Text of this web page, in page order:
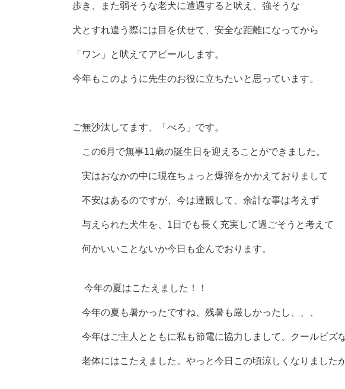
歩き、また弱そうな老犬に遭遇すると吠え、強そうな
犬とすれ違う際には目を伏せて、安全な距離になってから
「ワン」と吠えてアピールします。
今年もこのように先生のお役に立ちたいと思っています。
ご無沙汰してます、「べろ」です。
この6月で無事11歳の誕生日を迎えることができました。
実はおなかの中に現在ちょっと爆弾をかかえておりまして
不安はあるのですが、今は達観して、余計な事は考えず
与えられた犬生を、1日でも長く充実して過ごそうと考えて
何かいいことないか今日も企んでおります。
今年の夏はこたえました！！
今年の夏も暑かったですね、残暑も厳しかったし、、、
今年はご主人とともに私も節電に協力しまして、クールビズ
老体にはこたえました。やっと今日この頃涼しくなりました